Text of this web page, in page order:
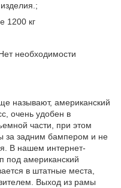
1200 кг
необходимости
называют, американский
очень удобен в
части, при этом
за задним бампером и не
В нашем интернет-
под американский
в штатные места,
Выход из рамы